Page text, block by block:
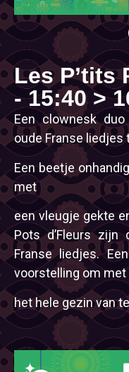
Les P’tits
- 15:40 >
Een clownesk
oude Franse liedjes
Een beetje
met
een vleugje gekte
Pots d’Fleurs zijn
Franse liedjes.
voorstelling om met
het hele gezin van